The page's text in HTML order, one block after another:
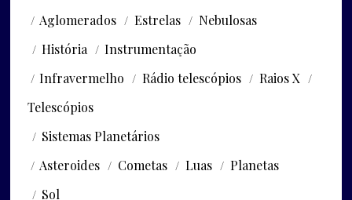
Aglomerados
Estrelas
Nebulosas
História
Instrumentação
Infravermelho
Rádio telescópios
Raios X
Telescópios
Sistemas Planetários
Asteroides
Cometas Luas
Planetas
Sol